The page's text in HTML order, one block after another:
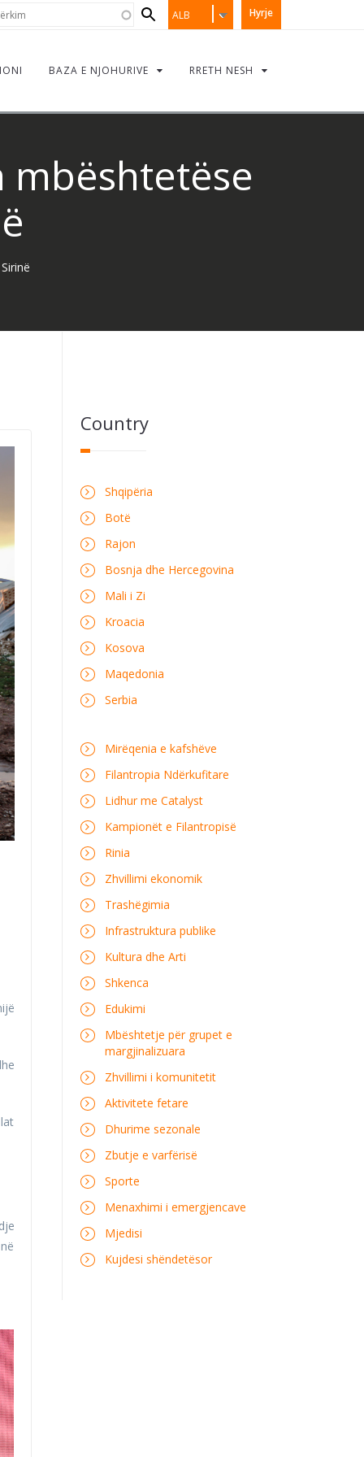
Hyrje
ALB
BAZA E NJOHURIVE RRETH NESH
Country
Shqipëria
Botë
Rajon
Bosnja dhe Hercegovina
Mali i Zi
Kroacia
Kosova
Maqedonia
Serbia
Mirëqenia e kafshëve
Filantropia Ndërkufitare
Lidhur me Catalyst
Kampionët e Filantropisë
Rinia
Zhvillimi ekonomik
Trashëgimia
Infrastruktura publike
Kultura dhe Arti
Shkenca
Edukimi
Mbështetje për grupet e
margjinalizuara
Zhvillimi i komunitetit
Aktivitete fetare
Dhurime sezonale
Zbutje e varfërisë
Sporte
Menaxhimi i emergjencave
Mjedisi
Kujdesi shëndetësor